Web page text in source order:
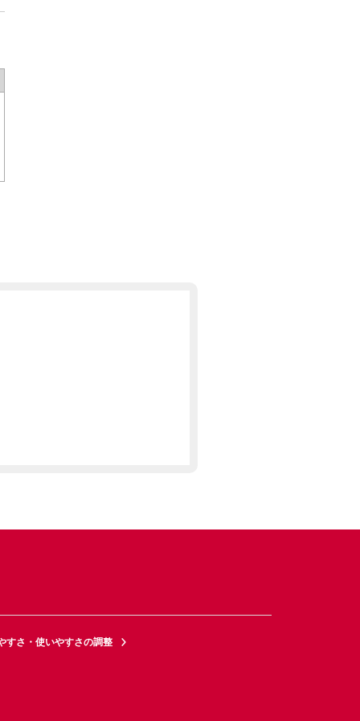
すさ・使いやすさの調整